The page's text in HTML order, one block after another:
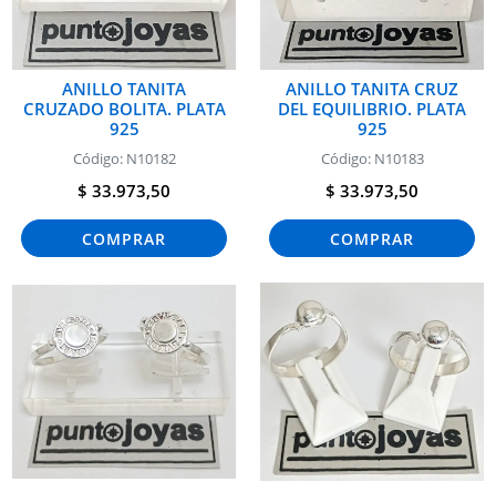
ANILLO TANITA
CRUZADO BOLITA. PLATA
925
Código: N10182
$ 33.973,50
COMPRAR
ANILLO TANITA CRUZ
DEL EQUILIBRIO. PLATA
925
Código: N10183
$ 33.973,50
COMPRAR